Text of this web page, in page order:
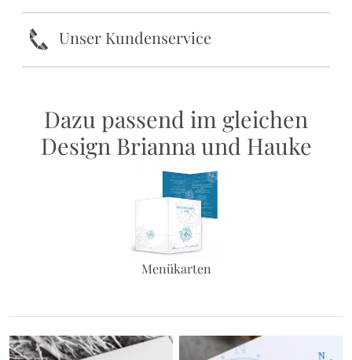
k Unser Kundenservice
Dazu passend im gleichen
Design Brianna und Hauke
Menükarten